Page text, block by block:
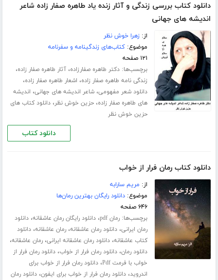
دانلود کتاب بررسی زندگی و آثار زنده یاد طاهره صفار زاده شاعر
اندیشه های جهانی
از:زهرا خوش نظر
موضوع:کتاب‌های زندگینامه و سفرنامه
۱۲۱ صفحه
برچسب‌ها:دکتر طاهره صفارزاده،آثار طاهره صفار زاده،
زندگی نامه طاهره صفار زاده، اشعار طاهره صفار زاده،
دانلود شعر مفهومی،شاعر اندیشه های جهانی، اندیشه
های طاهره صفار زاده،حزین خوش نظر،دانلود کتاب های
حزین خوش نظر
دانلود کتاب
دانلود کتاب رمان فرار از خواب
از: مریم سارابه
موضوع:دانلود رایگان بهترین رمان‌ها
۶۴۶ صفحه
برچسب‌ها:رمان pdf ،دانلود رایگان رمان عاشقانه،دانلود
رمان ایرانی،دانلود رمان عاشقانه،رمان عاشقانه،دانلود
کتاب عاشقانه،دانلود رمان عاشقانه ایرانی،رمان عاشقانه،
دانلود رمان،دانلود رمان فرار از خواب،دانلود رمان فرار از
خواب با فرمت Pdf
،دانلود رمان فرار از خواب برای
اندروید،دانلود رمان فرار از خواب برای ایفون،دانلود رمان